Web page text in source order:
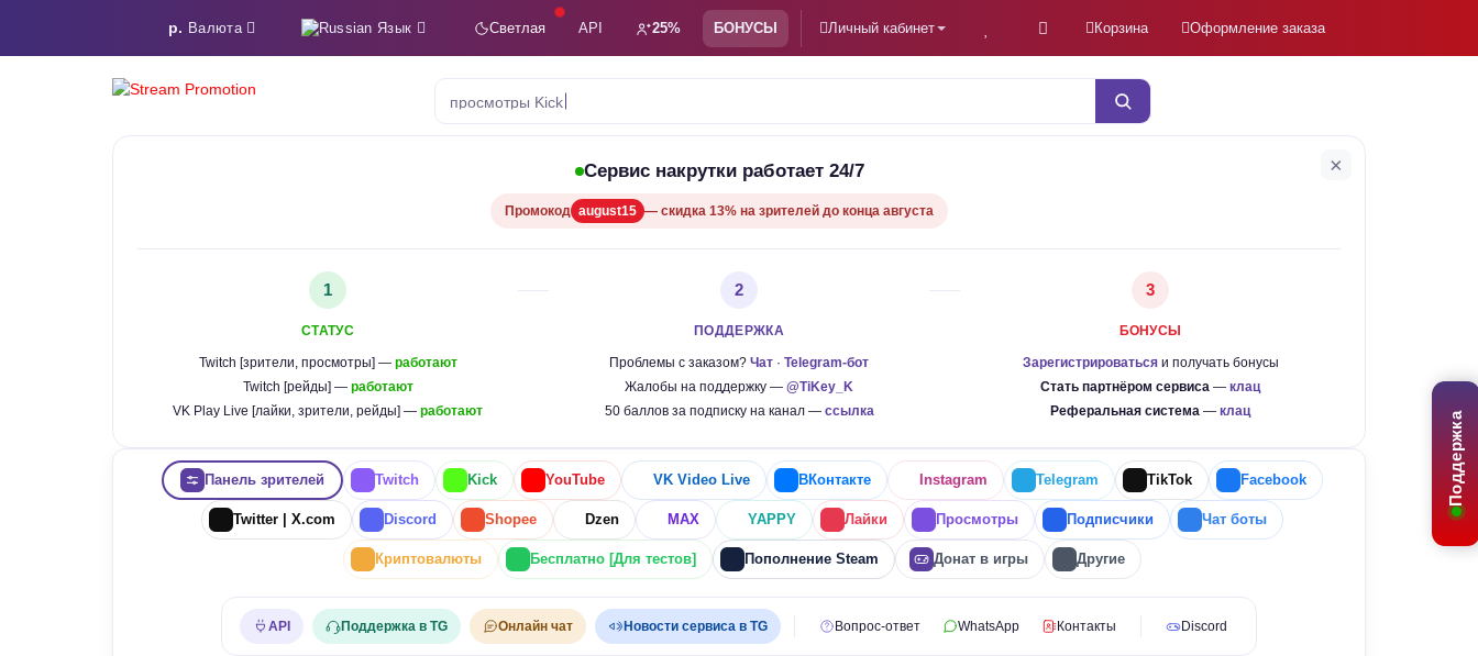
Поддержка
р. Валюта Язык Светлая API 25% БОНУСЫ Личный кабинет Корзина Оформление заказа
просмотры Kick
×
Сервис накрутки работает 24/7
Промокод august15 — скидка 13% на зрителей до конца августа
1
СТАТУС
Twitch [зрители, просмотры] — работают
Twitch [рейды] — работают
VK Play Live [лайки, зрители, рейды] — работают
2
ПОДДЕРЖКА
Проблемы с заказом? Чат · Telegram-бот
Жалобы на поддержку — @TiKey_K
50 баллов за подписку на канал — ссылка
3
БОНУСЫ
Зарегистрироватьсяи получать бонусы
Стать партнёром сервиса — клац
Реферальная система — клац
Панель зрителей Twitch Kick YouTube VK Video Live ВКонтакте Instagram Telegram TikTok Facebook
Twitter | X.com Discord Shopee Dzen MAX YAPPY Лайки Просмотры Подписчики Чат боты
Криптовалюты Бесплатно [Для тестов] Пополнение Steam Донат в игры Другие
API Поддержка в TG Онлайн чат Новости сервиса в TG Вопрос-ответ WhatsApp Контакты Discord